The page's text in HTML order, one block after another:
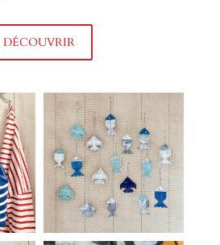
DÉCOUVRIR